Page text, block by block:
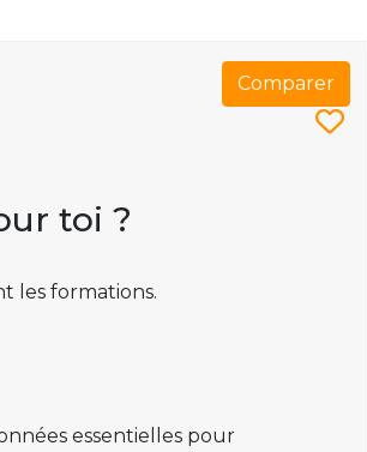
Comparer
toi ?
les formations.
essentielles pour